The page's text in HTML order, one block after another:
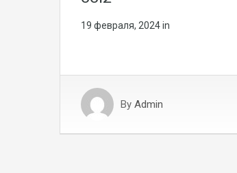
19 февраля, 2024in
By Admin